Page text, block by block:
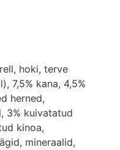
hoki, terve
7,5% kana, 4,5%
herned,
3% kuivatatud
kinoa,
mineraalid,